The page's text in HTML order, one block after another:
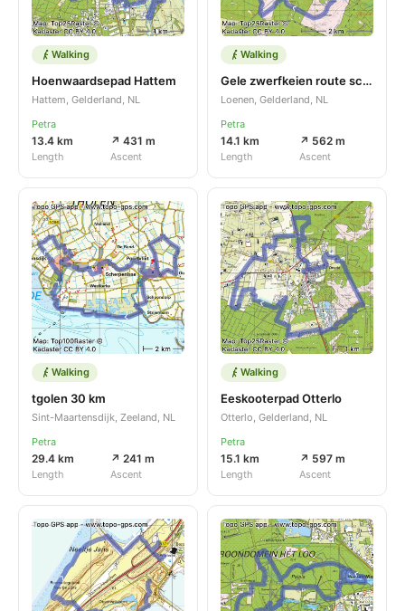
Walking
Hoenwaardsepad Hattem
Hattem, Gelderland, NL
Petra
13.4 km
Length
↗ 431 m
Ascent
Walking
Gele zwerfkeien route schaapskooi loenen
Loenen, Gelderland, NL
Petra
14.1 km
Length
↗ 562 m
Ascent
Walking
tgolen 30 km
Sint-Maartensdijk, Zeeland, NL
Petra
29.4 km
Length
↗ 241 m
Ascent
Walking
Eeskooterpad Otterlo
Otterlo, Gelderland, NL
Petra
15.1 km
Length
↗ 597 m
Ascent